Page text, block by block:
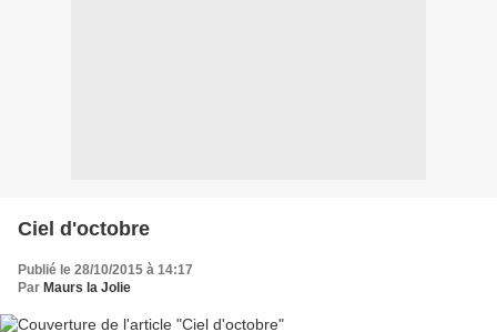
Ciel d'octobre
Publié le 28/10/2015 à 14:17
Par Maurs la Jolie